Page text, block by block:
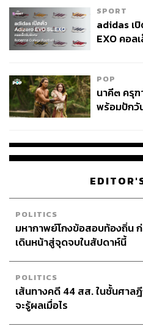
พลอยจันท
Senior
สำนักข่าว
SPORT
adidas เ
EXO คอล
POP
นาคี๓ ครุ
พร้อมปักวั
POLITICS
มหากาพย์โกงข้อสอบท้องถิ่น
เดินหน้าสู่จุดจบในสัปดาห์นี้
POLITICS
เส้นทางคดี 44 สส. ในชั้นศาล
จะรู้ผลเมื่อไร